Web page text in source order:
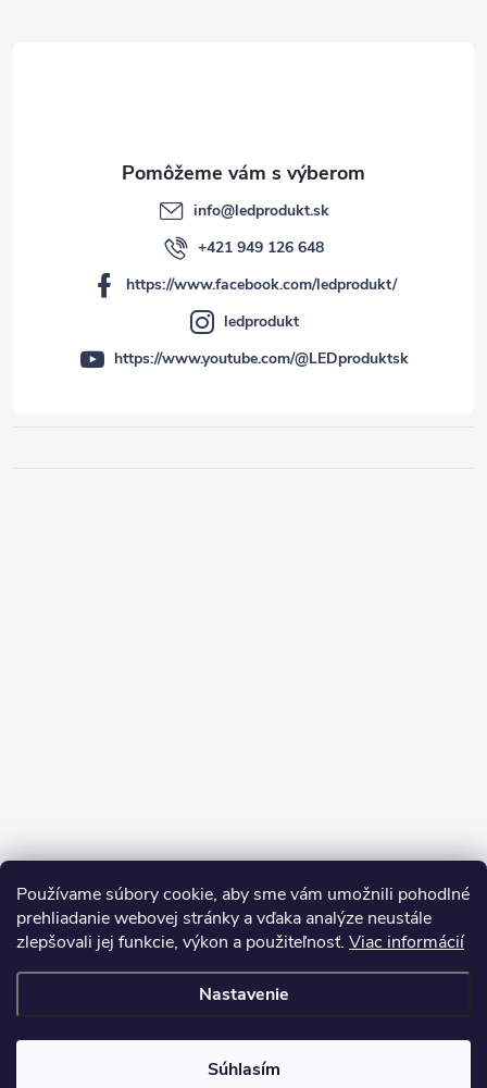
Používame súbory cookie, aby sme vám umožnili pohodlné
prehliadanie webovej stránky a vďaka analýze neustále
zlepšovali jej funkcie, výkon a použiteľnosť. Viac informácií
Nastavenie
Súhlasím
Sledovať na Instagrame
info@ledprodukt.sk
+421 949 126 648
https://www.facebook.com/ledprodukt/
ledprodukt
https://www.youtube.com/@LEDproduktsk